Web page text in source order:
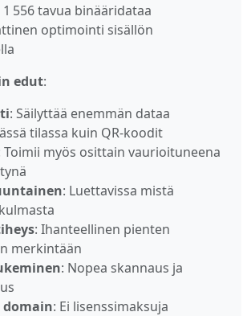
556 tavua binääridataa
optimointi sisällön
edut:
: Säilyttää enemmän dataa
tilassa kuin QR‑koodit
Toimii myös osittain vaurioituneena
: Luettavissa mistä
: Ihanteellinen pienten
merkintään
: Nopea skannaus ja
domain: Ei lisenssimaksuja